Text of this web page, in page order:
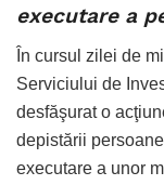
executare a
În cursul zilei de
Serviciului de
desfăşurat o
depistării
executare a unor